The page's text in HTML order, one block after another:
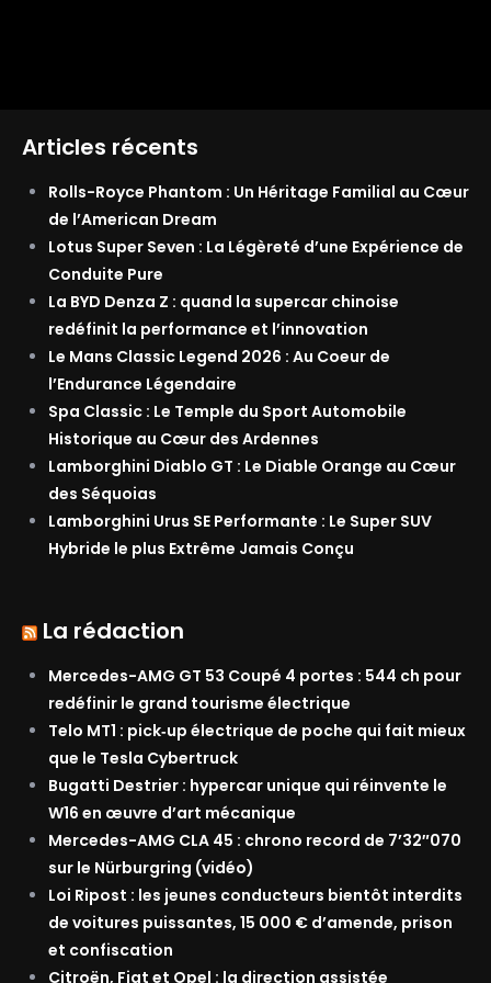
Articles récents
Rolls-Royce Phantom : Un Héritage Familial au Cœur
de l’American Dream
Lotus Super Seven : La Légèreté d’une Expérience de
Conduite Pure
La BYD Denza Z : quand la supercar chinoise
redéfinit la performance et l’innovation
Le Mans Classic Legend 2026 : Au Coeur de
l’Endurance Légendaire
Spa Classic : Le Temple du Sport Automobile
Historique au Cœur des Ardennes
Lamborghini Diablo GT : Le Diable Orange au Cœur
des Séquoias
Lamborghini Urus SE Performante : Le Super SUV
Hybride le plus Extrême Jamais Conçu
La rédaction
Mercedes-AMG GT 53 Coupé 4 portes : 544 ch pour
redéfinir le grand tourisme électrique
Telo MT1 : pick‑up électrique de poche qui fait mieux
que le Tesla Cybertruck
Bugatti Destrier : hypercar unique qui réinvente le
W16 en œuvre d’art mécanique
Mercedes-AMG CLA 45 : chrono record de 7’32″070
sur le Nürburgring (vidéo)
Loi Ripost : les jeunes conducteurs bientôt interdits
de voitures puissantes, 15 000 € d’amende, prison
et confiscation
Citroën, Fiat et Opel : la direction assistée